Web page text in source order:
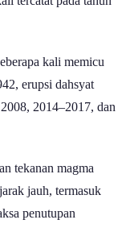
kali memicu
erupsi dahsyat
2014–2017, dan
tekanan magma
jauh, termasuk
penutupan